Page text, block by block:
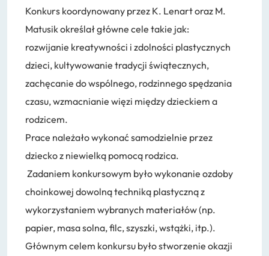
Konkurs koordynowany przez K. Lenart oraz M.
Matusik określał główne cele takie jak:
rozwijanie kreatywności i zdolności plastycznych
dzieci, kultywowanie tradycji świątecznych,
zachęcanie do wspólnego, rodzinnego spędzania
czasu, wzmacnianie więzi między dzieckiem a
rodzicem.
Prace należało wykonać samodzielnie przez
dziecko z niewielką pomocą rodzica.
Zadaniem konkursowym było wykonanie ozdoby
choinkowej dowolną techniką plastyczną z
wykorzystaniem wybranych materiałów (np.
papier, masa solna, filc, szyszki, wstążki, itp.).
Głównym celem konkursu było stworzenie okazji
Deklaracja dostępności